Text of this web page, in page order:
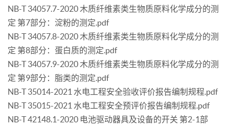
NB-T 34057.7-2020 木质纤维素类生物质原料化学成分的测
定 第7部分：淀粉的测定.pdf
NB-T 34057.8-2020 木质纤维素类生物质原料化学成分的测
定 第8部分：蛋白质的测定.pdf
NB-T 34057.9-2020 木质纤维素类生物质原料化学成分的测
定 第9部分：脂类的测定.pdf
NB-T 35014-2021 水电工程安全验收评价报告编制规程.pdf
NB-T 35015-2021 水电工程安全预评价报告编制规程.pdf
NB-T 42148.1-2020 电池驱动器具及设备的开关 第2-1部